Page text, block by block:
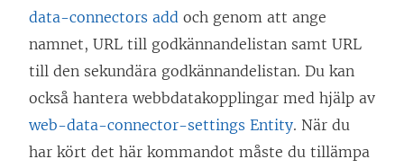
data-connectors add och genom att ange
namnet, URL till godkännandelistan samt URL
till den sekundära godkännandelistan. Du kan
också hantera webbdatakopplingar med hjälp av
web-data-connector-settings Entity. När du
har kört det här kommandot måste du tillämpa